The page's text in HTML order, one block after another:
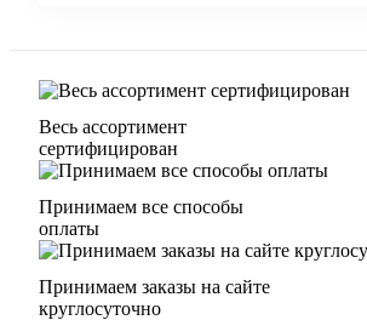
Весь ассортимент
сертифицирован
Принимаем все способы
оплаты
Принимаем заказы на сайте
круглосуточно